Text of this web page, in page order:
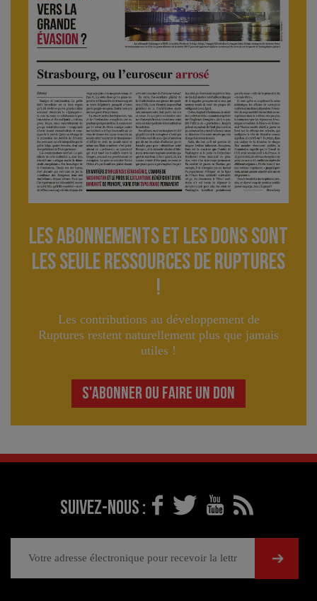
Les abonnements et les dons sont
lES seule ressourceS de Ruptures
!
Les contributions au développement de
Ruptures restent naturellement plus que jamais
utiles !
S'ABONNER OU FAIRE UN DON
Suivez-nous :